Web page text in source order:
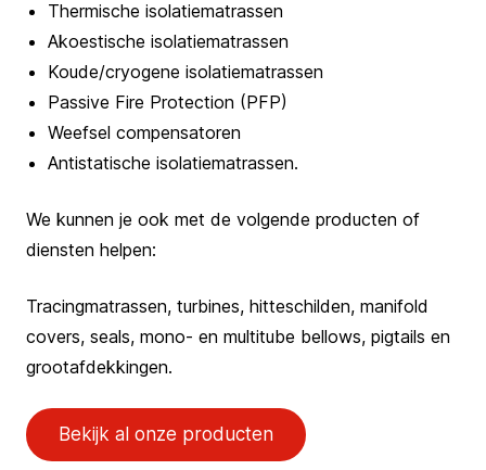
Thermische isolatiematrassen
Akoestische isolatiematrassen
Koude/cryogene isolatiematrassen
Passive Fire Protection (PFP)
Weefsel compensatoren
Antistatische isolatiematrassen.
We kunnen je ook met de volgende producten of
diensten helpen:
Tracingmatrassen, turbines, hitteschilden, manifold
covers, seals, mono- en multitube bellows, pigtails en
grootafdekkingen.
Bekijk al onze producten